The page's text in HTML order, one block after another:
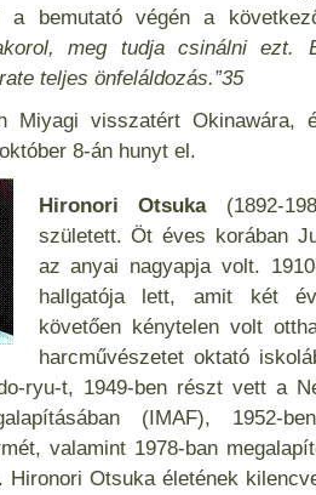
a bemutató végén a
meg tudja csinálni ezt.
teljes önfeláldozás.”35
Miyagi visszatért Okinawára,
8-án hunyt el.
Hironori Otsuka(1892-
született. Öt éves korában
az anyai nagyapja volt.
hallgatója lett, amit két
követően kénytelen volt
harcművészetet oktató
ryu-t, 1949-ben részt vett a
(IMAF), 1952-
valamint 1978-ban
Hironori Otsuka életének